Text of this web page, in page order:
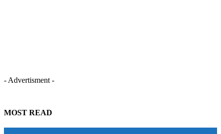
- Advertisment -
MOST READ